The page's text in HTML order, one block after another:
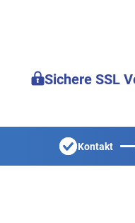
Sichere SSL
Kontakt